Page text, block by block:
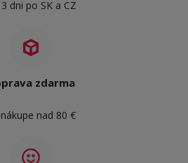
dni po SK a CZ
zdarma
nad 80 €